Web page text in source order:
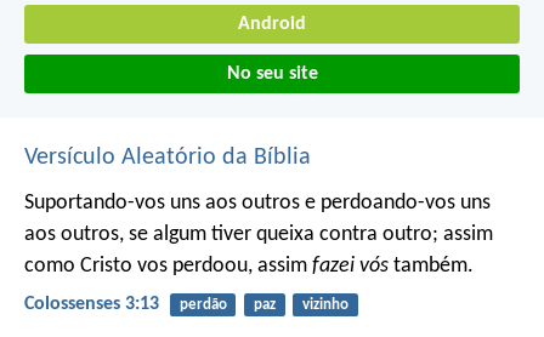
Android
No seu site
Versículo Aleatório da Bíblia
Suportando-vos uns aos outros e perdoando-vos uns
aos outros, se algum tiver queixa contra outro; assim
como Cristo vos perdoou, assim fazei vós também.
Colossenses 3:13 perdão paz vizinho